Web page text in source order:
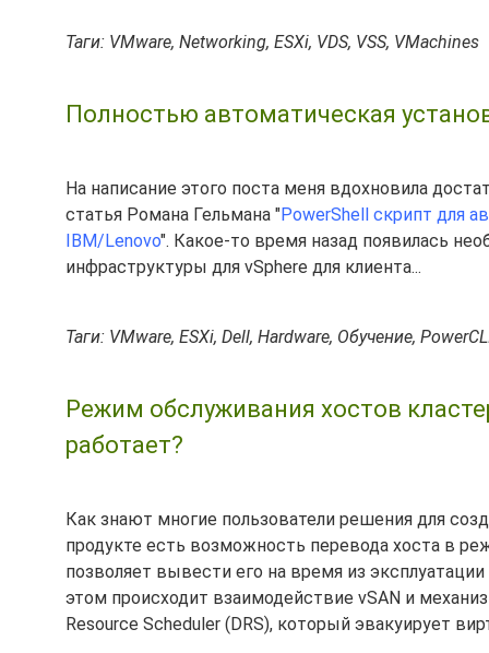
Таги: VMware, Networking, ESXi, VDS, VSS, VMachines
Полностью автоматическая
На написание этого поста меня вдохновила
статья Романа Гельмана "PowerShell скрипт для
IBM/Lenovo". Какое-то время назад появилась
инфраструктуры для vSphere для клиента...
Таги: VMware, ESXi, Dell, Hardware, Обучение,
Режим обслуживания хостов
работает?
Как знают многие пользователи решения для
продукте есть возможность перевода хоста в
позволяет вывести его на время из
этом происходит взаимодействие vSAN и
Resource Scheduler (DRS), который эвакуирует